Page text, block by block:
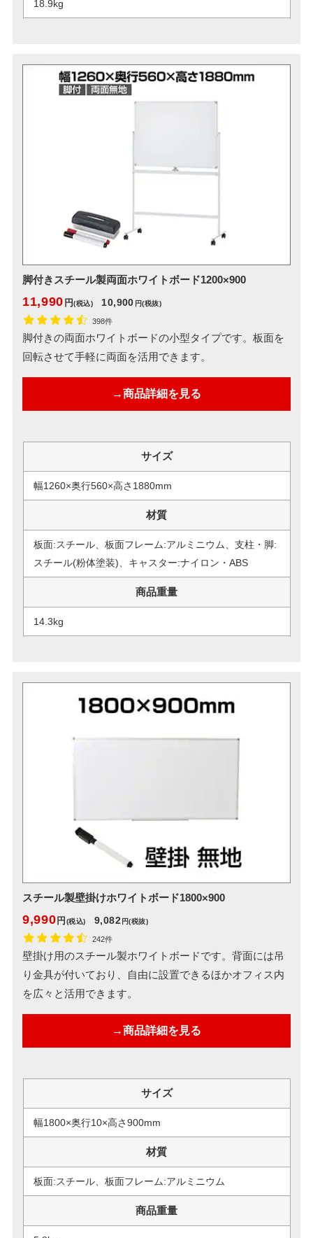
18.9kg
脚付きスチール製両面ホワイトボード1200×900
11,990 円(税込) 10,900 円(税抜)
398件
脚付きの両面ホワイトボードの小型タイプです。板面を
回転させて手軽に両面を活用できます。
→商品詳細を見る
サイズ
幅1260×奥行560×高さ1880mm
材質
板面:スチール、板面フレーム:アルミニウム、支柱・脚:
スチール(粉体塗装)、キャスター:ナイロン・ABS
商品重量
14.3kg
スチール製壁掛けホワイトボード1800×900
9,990 円 (税込) 9,082 円(税抜)
242件
壁掛け用のスチール製ホワイトボードです。背面には吊
り金具が付いており、自由に設置できるほかオフィス内
を広々と活用できます。
→商品詳細を見る
サイズ
幅1800×奥行10×高さ900mm
材質
板面:スチール、板面フレーム:アルミニウム
商品重量